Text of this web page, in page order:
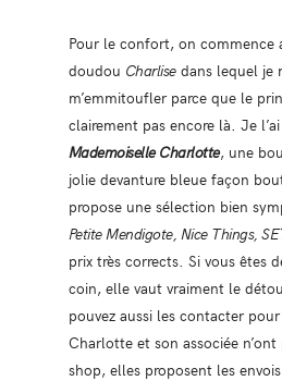
Pour le confort, on commence
doudou Charlisedans lequel je
m’emmitoufler parce que le
clairement pas encore là. Je
Mademoiselle Charlotte, une
jolie devanture bleue façon
propose une sélection bien
Petite Mendigote, Nice Things,
prix très corrects. Si vous êtes
coin, elle vaut vraiment le
pouvez aussi les contacter
Charlotte et son associée
shop, elles proposent les envois